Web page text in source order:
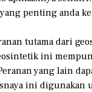
penting anda
tutama dari
ini
yang lain
ini